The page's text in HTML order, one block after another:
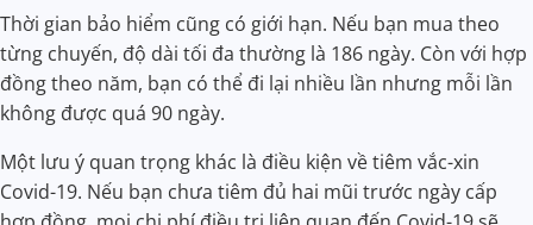
Thời gian bảo hiểm cũng có giới hạn. Nếu bạn mua theo
từng chuyến, độ dài tối đa thường là 186 ngày. Còn với hợp
đồng theo năm, bạn có thể đi lại nhiều lần nhưng mỗi lần
không được quá 90 ngày.
Một lưu ý quan trọng khác là điều kiện về tiêm vắc-xin
Covid-19. Nếu bạn chưa tiêm đủ hai mũi trước ngày cấp